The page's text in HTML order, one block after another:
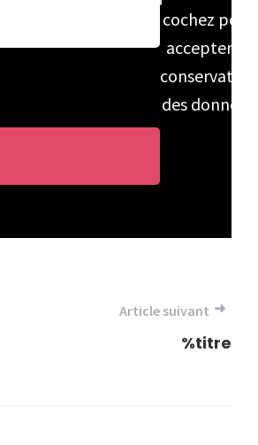
cochez pour
accepter la
conservation
des données
Article suivant
%titre